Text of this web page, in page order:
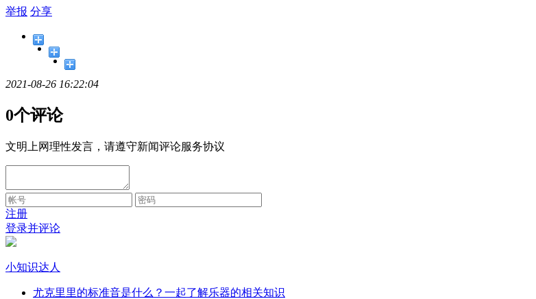
举报 分享
2021-08-26 16:22:04
0个评论
文明上网理性发言，请遵守新闻评论服务协议
注册
登录并评论
小知识达人
尤克里里的标准音是什么？一起了解乐器的相关知识